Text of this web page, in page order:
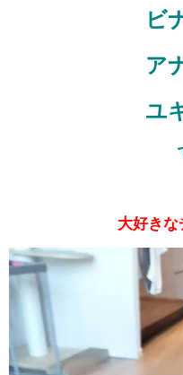
ビ
ア
ユ
大好き